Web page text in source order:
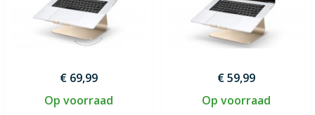
€ 69,99
Op voorraad
€ 59,99
Op voorraad